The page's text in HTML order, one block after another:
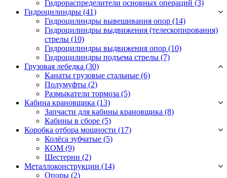
Гидрораспределители основных операций (3)
Гидроцилиндры (41)
Гидроцилиндры вывешивания опор (14)
Гидроцилиндры выдвижения (телескопирования)
стрелы (10)
Гидроцилиндры выдвижения опор (10)
Гидроцилиндры подъема стрелы (7)
Грузовая лебедка (30)
Канаты грузовые стальные (6)
Полумуфты (2)
Размыкатели тормоза (5)
Кабина крановщика (13)
Запчасти для кабины крановщика (8)
Кабины в сборе (5)
Коробка отбора мощности (17)
Колёса зубчатые (5)
КОМ (9)
Шестерни (2)
Металлоконструкции (14)
Опоры (2)